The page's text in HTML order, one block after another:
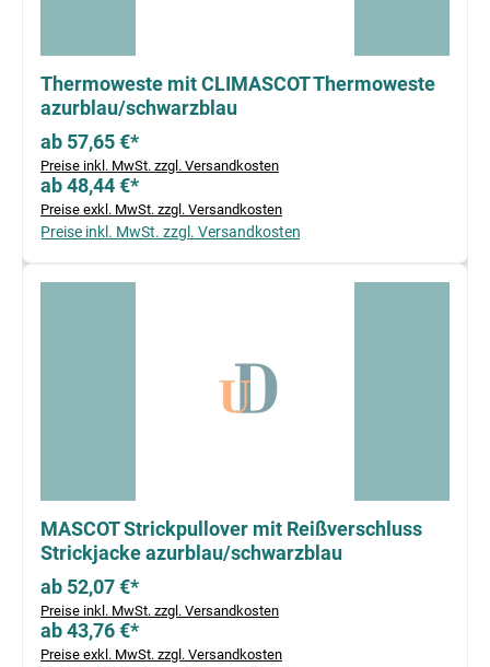
Thermoweste mit CLIMASCOT Thermoweste
azurblau/schwarzblau
ab 57,65 €*
Preise inkl. MwSt. zzgl. Versandkosten
ab 48,44 €*
Preise exkl. MwSt. zzgl. Versandkosten
Preise inkl. MwSt. zzgl. Versandkosten
MASCOT Strickpullover mit Reißverschluss
Strickjacke azurblau/schwarzblau
ab 52,07 €*
Preise inkl. MwSt. zzgl. Versandkosten
ab 43,76 €*
Preise exkl. MwSt. zzgl. Versandkosten